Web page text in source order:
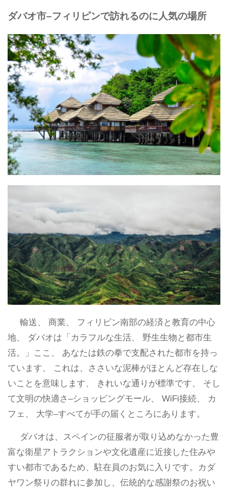
ダバオ市–フィリピンで訪れるのに人気の場所
輸送、 商業、 フィリピン南部の経済と教育の中心
地、 ダバオは「カラフルな生活、 野生生物と都市生
活。」ここ、 あなたは鉄の拳で支配された都市を持っ
ています、 これは、ささいな泥棒がほとんど存在しな
いことを意味します、 きれいな通りが標準です、 そし
て文明の快適さ–ショッピングモール、 WiFi接続、 カ
フェ、 大学–すべてが手の届くところにあります。
ダバオは、スペインの征服者が取り込めなかった豊
富な衛星アトラクションや文化遺産に近接した住みや
すい都市であるため、駐在員のお気に入りです。カダ
ヤワン祭りの群れに参加し、伝統的な感謝祭のお祝い